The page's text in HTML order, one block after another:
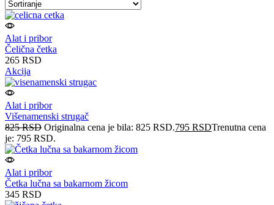
Alat i pribor
Čelična četka
265 RSD
Akcija
Alat i pribor
Višenamenski strugač
825RSD Originalna cena je bila: 825 RSD.795 RSDTrenutna cena
je: 795 RSD.
Alat i pribor
Četka lučna sa bakarnom žicom
345 RSD